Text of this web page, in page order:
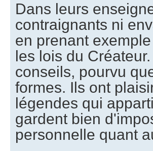
Dans leurs
contraignants ni
en prenant
les lois du
conseils, pourvu
formes. Ils ont
légendes qui
gardent bien
personnelle quant